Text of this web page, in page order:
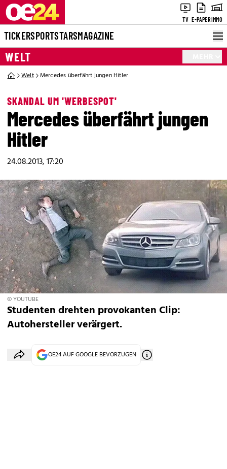
TV E-PAPERIMMO
TICKERSPORTSTARSMAGAZINE
WELT
Welt Mercedes überfährt jungen Hitler
SKANDAL UM 'WERBESPOT'
Mercedes überfährt jungen
Hitler
24.08.2013, 17:20
© YOUTUBE
Studenten drehten provokanten Clip:
Autohersteller verärgert.
OE24 AUF GOOGLE BEVORZUGEN